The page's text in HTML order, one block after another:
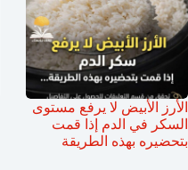
الأرز الأبيض لا يرفع مستوى
السكر في الدم إذا قمت
بتحضيره بهذه الطريقة